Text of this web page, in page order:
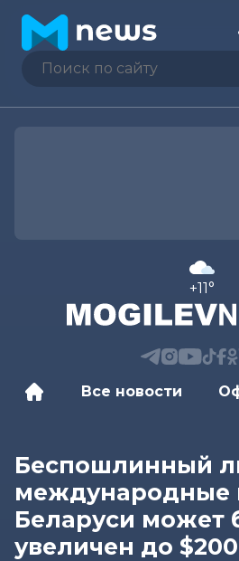
+11°
Все новости
Беспошлинный
международные
Беларуси может
увеличен до $200